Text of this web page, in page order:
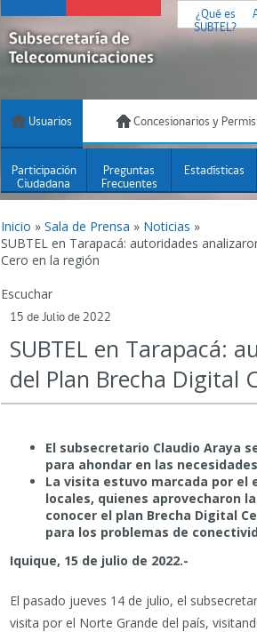
¿Qué es
SUBTEL?
Usuarios Concesionarios y
Participación
Ciudadana
Preguntas
Frecuentes
Estadísticas
Inicio » Sala de Prensa » Noticias »
SUBTEL en Tarapacá: autoridades
Cero en la región
Escuchar
15 de Julio de 2022
SUBTEL en Tarapacá:
del Plan Brecha Digital
El subsecretario Claudio Araya
para ahondar en las
La visita estuvo marcada por
locales, quienes aprovecharon
conocer el plan Brecha Digital
para los problemas de
Iquique, 15 de julio de 2022.-
El pasado jueves 14 de julio, el
visita por el Norte Grande del país,